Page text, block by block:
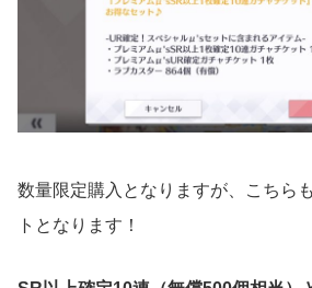
数量限定購入となりますが、こちら
トとなります！